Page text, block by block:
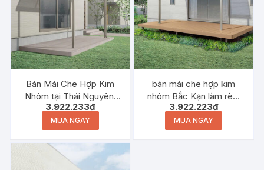
Bán Mái Che Hợp Kim
Nhôm tại Thái Nguyên:
Giải Pháp Tối Ưu cho
Rèm Nhựa Mái Hiên và
Năng Lượng Mặt Trời
3.922.233₫
MUA NGAY
bán mái che hợp kim
nhôm Bắc Kạn làm rèm
nhựa mái hiên năng lượng
mặt trời
3.922.223₫
MUA NGAY